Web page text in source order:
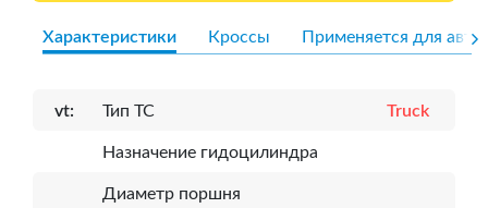
Характеристики Кроссы Применяется для авто
vt: Тип ТС Truck
Назначение гидоцилиндра
Диаметр поршня